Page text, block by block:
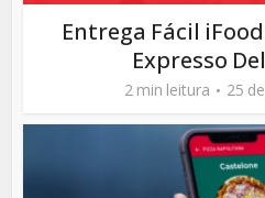
Entrega Fácil
Expresso
2 min leitura 25